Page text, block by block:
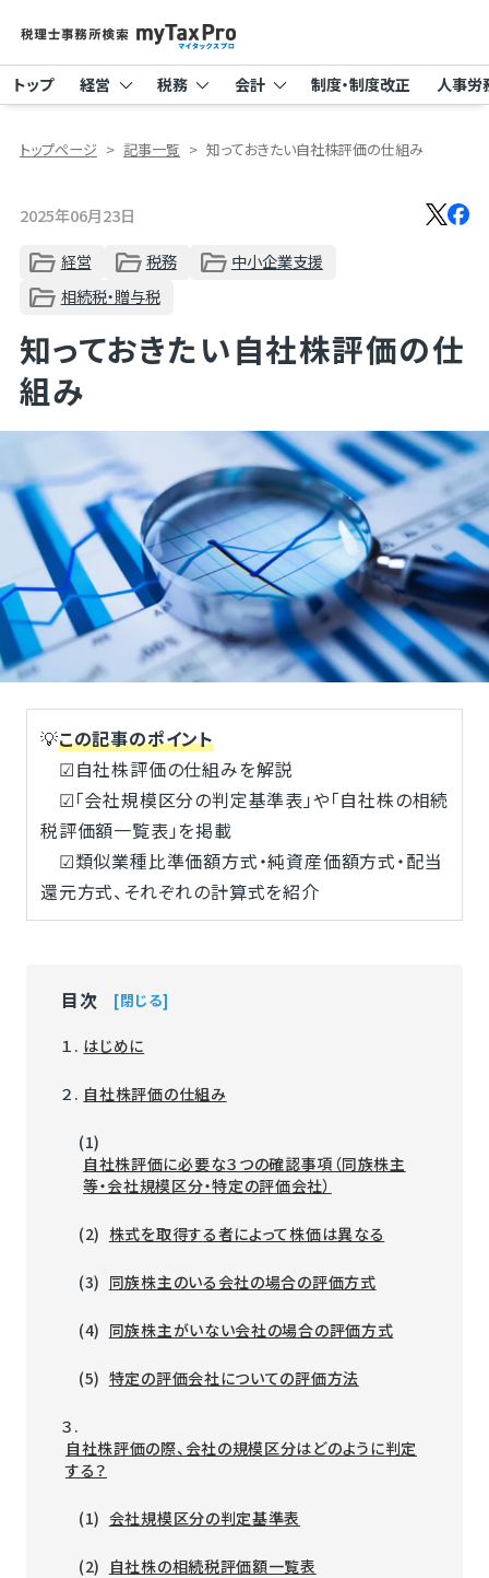
トップ 経営 税務 会計 制度・制度改正 人事労
トップページ 記事一覧 知っておきたい自社株評価の仕組み
2025年06月23日
経営
税務
中小企業支援
相続税・贈与税
知っておきたい自社株評価の仕
組み
💡この記事のポイント
☑自社株評価の仕組みを解説
☑「会社規模区分の判定基準表」や「自社株の相続
税評価額一覧表」を掲載
☑類似業種比準価額方式・純資産価額方式・配当
還元方式、それぞれの計算式を紹介
目次 閉じる
１. はじめに
２. 自社株評価の仕組み
(1)
自社株評価に必要な３つの確認事項（同族株主
等・会社規模区分・特定の評価会社）
(2) 株式を取得する者によって株価は異なる
(3) 同族株主のいる会社の場合の評価方式
(4) 同族株主がいない会社の場合の評価方式
(5) 特定の評価会社についての評価方法
３.
自社株評価の際、会社の規模区分はどのように判定
する？
(1) 会社規模区分の判定基準表
(2) 自社株の相続税評価額一覧表